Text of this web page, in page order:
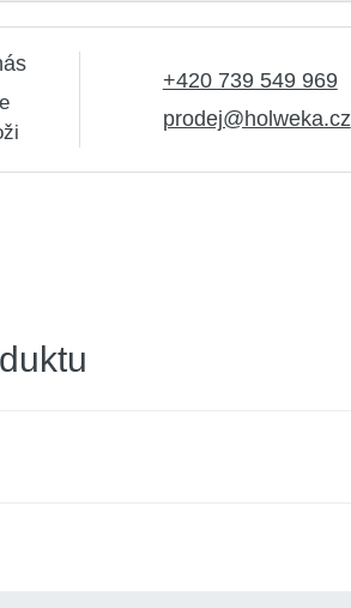
+420 739 549 969
prodej@holweka.cz